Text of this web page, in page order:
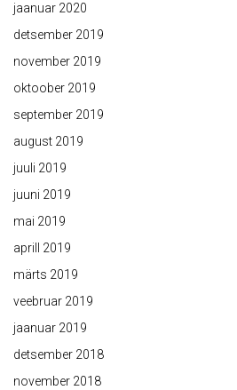
jaanuar 2020
detsember 2019
november 2019
oktoober 2019
september 2019
august 2019
juuli 2019
juuni 2019
mai 2019
aprill 2019
märts 2019
veebruar 2019
jaanuar 2019
detsember 2018
november 2018